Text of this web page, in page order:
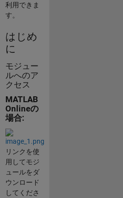
利用できま
す。
はじめ
に
モジュー
ルへのア
クセス
MATLAB
Onlineの
場合:
リンクを使
用してモジ
ュールをダ
ウンロード
してくださ